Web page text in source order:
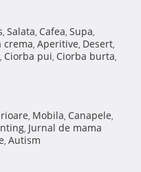
, Salata, Cafea, Supa,
crema, Aperitive, Desert,
, Ciorba pui, Ciorba burta,
, Mobila, Canapele,
, Jurnal de mama
, Autism